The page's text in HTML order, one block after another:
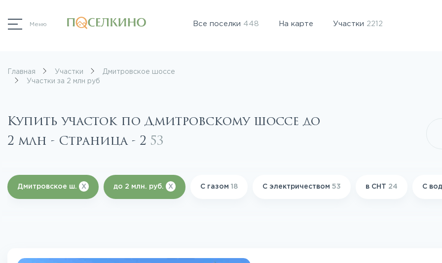
Меню Все поселки 448 На карте Участки 2212
Главная Участки
Дмитровское шоссе
Участки за 2 млн руб
Купить участок по Дмитровскому шоссе до
2 млн - Страница - 2 53
Дмитровское ш. X до 2 млн. руб. X С газом 18 С электричеством 53 в СНТ 24 С